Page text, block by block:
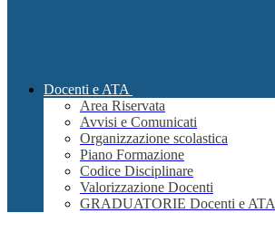
Docenti e ATA
Area Riservata
Avvisi e Comunicati
Organizzazione scolastica
Piano Formazione
Codice Disciplinare
Valorizzazione Docenti
GRADUATORIE Docenti e ATA